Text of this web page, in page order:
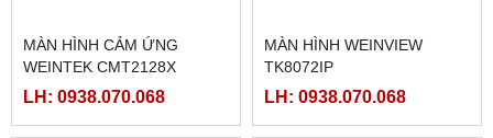
MÀN HÌNH CẢM ỨNG
WEINTEK CMT2128X
LH: 0938.070.068
MÀN HÌNH WEINVIEW
TK8072IP
LH: 0938.070.068